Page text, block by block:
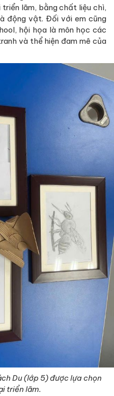
lãm, bằng chất liệu chì,
động vật. Đối với em cũng
hội họa là môn học các
và thể hiện đam mê của
Du (lớp 5) được lựa chọn
triển lãm.